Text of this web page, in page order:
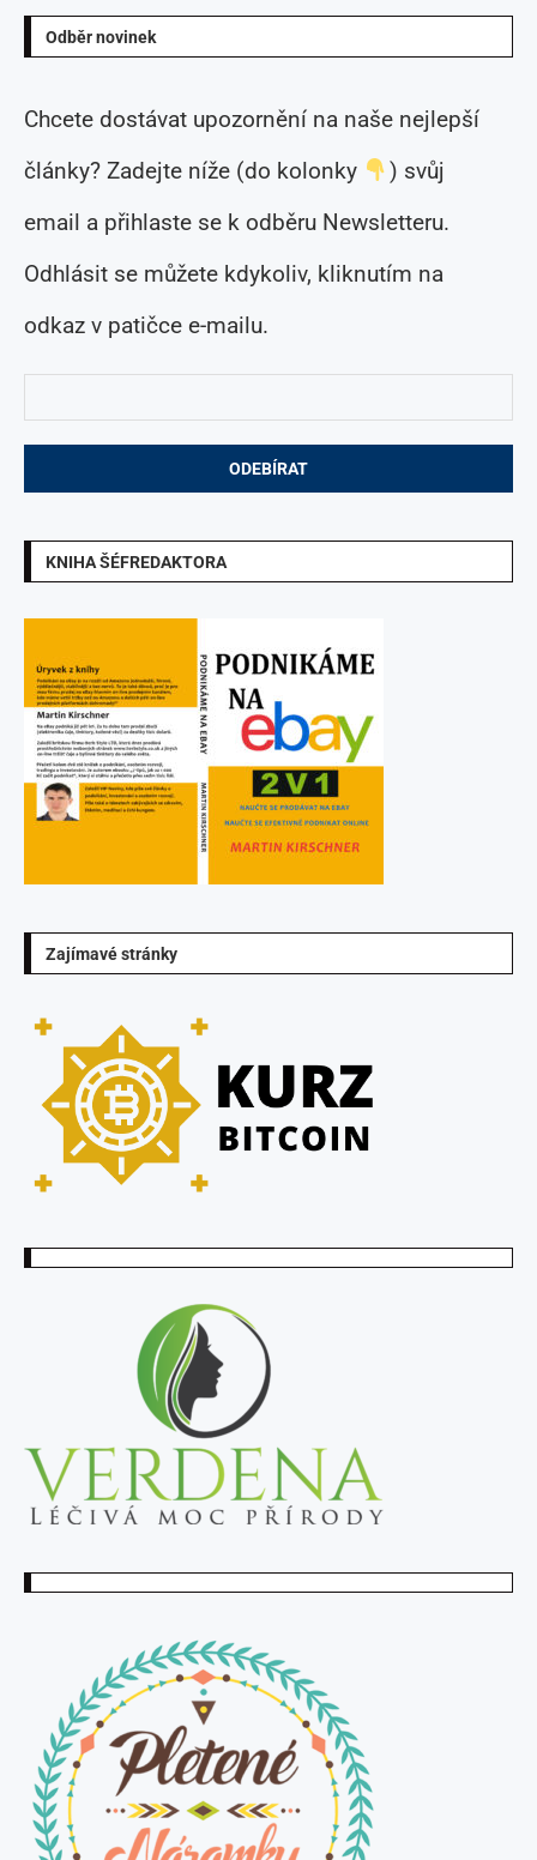
Odběr novinek
Chcete dostávat upozornění na naše nejlepší
články? Zadejte níže (do kolonky
) svůj
email a přihlaste se k odběru Newsletteru.
Odhlásit se můžete kdykoliv, kliknutím na
odkaz v patičce e-mailu.
KNIHA ŠÉFREDAKTORA
Zajímavé stránky